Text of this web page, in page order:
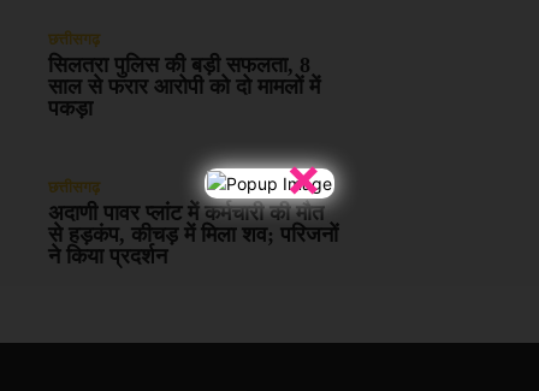
×
छत्तीसगढ़
सिलतरा पुलिस की बड़ी सफलता, 8
साल से फरार आरोपी को दो मामलों में
पकड़ा
छत्तीसगढ़
अदाणी पावर प्लांट में कर्मचारी की मौत
से हड़कंप, कीचड़ में मिला शव; परिजनों
ने किया प्रदर्शन